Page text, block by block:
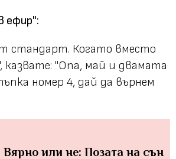
ефир":
стандарт. Когато вместо
казвате: "Опа, май и двамата
номер 4, дай да върнем
Вярно или не: Позата на сън